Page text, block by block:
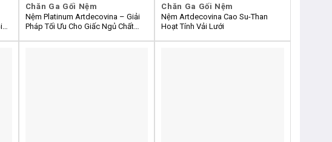
Chăn Ga Gối Nệm
Nệm Platinum Artdecovina – Giải
Pháp Tối Ưu Cho Giấc Ngủ Chất
Chăn Ga Gối Nệm
Nệm Artdecovina Cao Su-Than
Hoạt Tính Vải Lưới